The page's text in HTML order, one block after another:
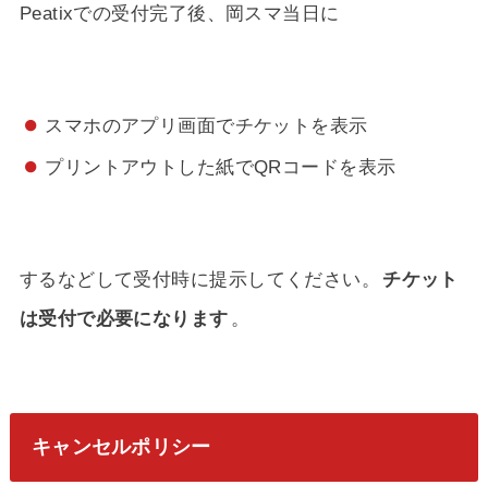
Peatixでの受付完了後、岡スマ当日に
スマホのアプリ画面でチケットを表示
プリントアウトした紙でQRコードを表示
するなどして受付時に提示してください。 チケット
は受付で必要になります 。
キャンセルポリシー